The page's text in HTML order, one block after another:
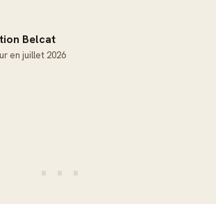
Belcat
en juillet 2026